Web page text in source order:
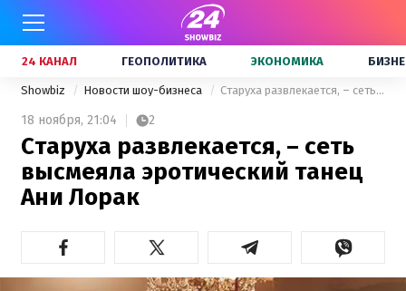
24 КАНАЛ ГЕОПОЛИТИКА ЭКОНОМИКА
Showbiz Новости шоу-бизнеса Старуха развлекается, – сеть высмеяла эротический танец Ани Лорак
18 ноября, 21:04 2
Старуха развлекается, – сеть
высмеяла эротический танец
Ани Лорак